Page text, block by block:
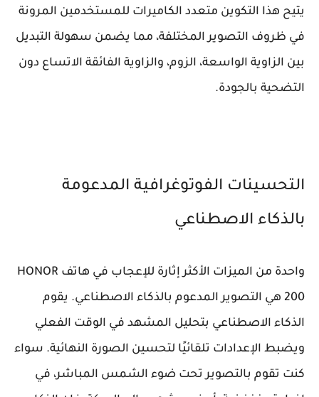
يتيح هذا التكوين متعدد الكاميرات للمستخدمين المرونة
في ظروف التصوير المختلفة، مما يضمن سهولة التبديل
بين الزاوية الواسعة، الزوم، والزاوية الفائقة الاتساع دون
التضحية بالجودة.
التحسينات الفوتوغرافية المدعومة
بالذكاء الاصطناعي
واحدة من الميزات الأكثر إثارة للإعجاب في هاتف HONOR
200 هي التصوير المدعوم بالذكاء الاصطناعي. يقوم
الذكاء الاصطناعي بتحليل المشهد في الوقت الفعلي
ويضبط الإعدادات تلقائيًا لتحسين الصورة النهائية. سواء
كنت تقوم بالتصوير تحت ضوء الشمس المباشر، في